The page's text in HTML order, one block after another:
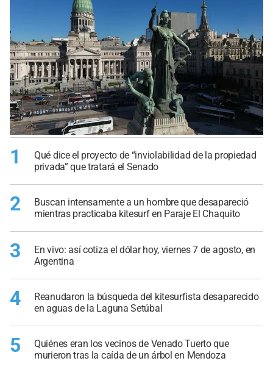
1
Qué dice el proyecto de “inviolabilidad de la propiedad
privada” que tratará el Senado
2
Buscan intensamente a un hombre que desapareció
mientras practicaba kitesurf en Paraje El Chaquito
3
En vivo: así cotiza el dólar hoy, viernes 7 de agosto, en
Argentina
4
Reanudaron la búsqueda del kitesurfista desaparecido
en aguas de la Laguna Setúbal
5
Quiénes eran los vecinos de Venado Tuerto que
murieron tras la caída de un árbol en Mendoza